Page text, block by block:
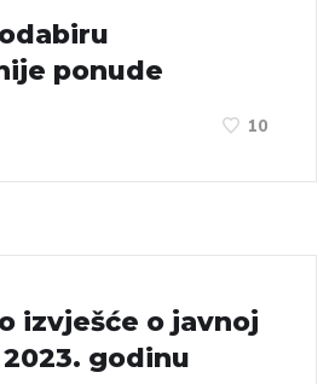
ponude
10
izvješće o javnoj
godinu